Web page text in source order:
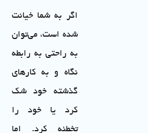
اگر به شما خیانت
شده است، می‌توان
به راحتی به رابطه
نگاه و به کارهای
گذشته خود شک
کرد یا خود را
تخطئه کرد. اما